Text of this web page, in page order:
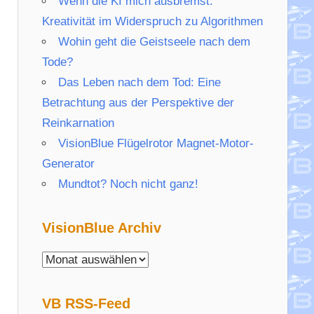
Kreativität im Widerspruch zu Algorithmen
Wohin geht die Geistseele nach dem
Tode?
Das Leben nach dem Tod: Eine
Betrachtung aus der Perspektive der
Reinkarnation
VisionBlue Flügelrotor Magnet-Motor-
Generator
Mundtot? Noch nicht ganz!
VisionBlue Archiv
VisionBlue
VB RSS-Feed